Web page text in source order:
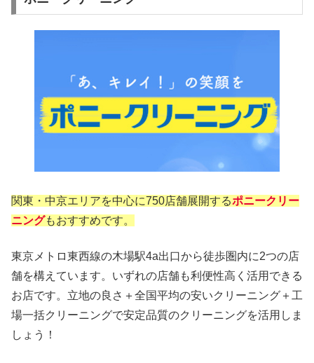
関東・中京エリアを中心に750店舗展開するポニークリー
ニングもおすすめです。
東京メトロ東西線の木場駅4a出口から徒歩圏内に2つの店
舗を構えています。いずれの店舗も利便性高く活用できる
お店です。立地の良さ＋全国平均の安いクリーニング＋工
場一括クリーニングで安定品質のクリーニングを活用しま
しょう！